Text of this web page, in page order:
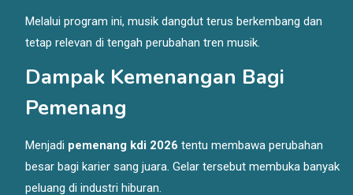
Melalui program ini, musik dangdut terus berkembang dan
tetap relevan di tengah perubahan tren musik.
Dampak Kemenangan Bagi
Pemenang
Menjadi pemenang kdi 2026 tentu membawa perubahan
besar bagi karier sang juara. Gelar tersebut membuka banyak
peluang di industri hiburan.